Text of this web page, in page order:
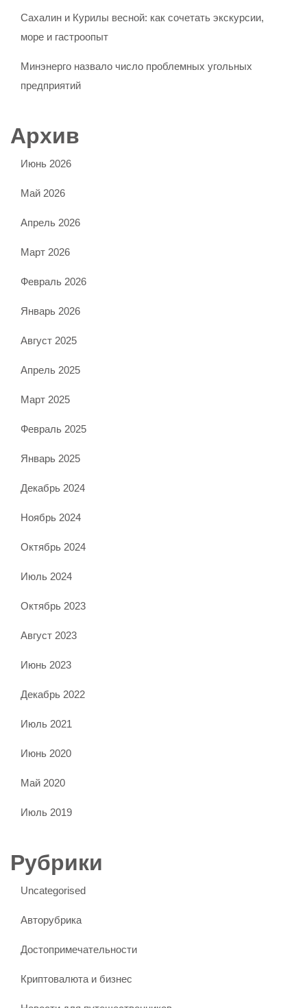
Сахалин и Курилы весной: как сочетать экскурсии,
море и гастроопыт
Минэнерго назвало число проблемных угольных
предприятий
Архив
Июнь 2026
Май 2026
Апрель 2026
Март 2026
Февраль 2026
Январь 2026
Август 2025
Апрель 2025
Март 2025
Февраль 2025
Январь 2025
Декабрь 2024
Ноябрь 2024
Октябрь 2024
Июль 2024
Октябрь 2023
Август 2023
Июнь 2023
Декабрь 2022
Июль 2021
Июнь 2020
Май 2020
Июль 2019
Рубрики
Uncategorised
Авторубрика
Достопримечательности
Криптовалюта и бизнес